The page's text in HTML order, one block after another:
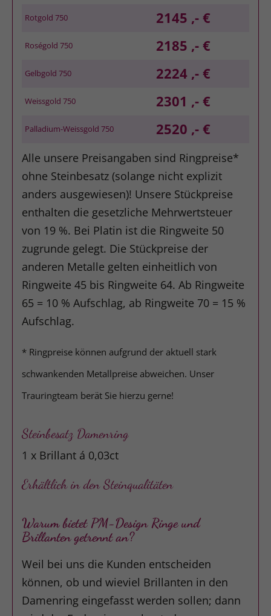
Rotgold 750 2145 ,- €
Roségold 750 2185 ,- €
Gelbgold 750 2224 ,- €
Weissgold 750 2301 ,- €
Palladium-Weissgold 750 2520 ,- €
Alle unsere Preisangaben sind Ringpreise*
ohne Steinbesatz (solange nicht explizit
anders ausgewiesen)! Unsere Stückpreise
enthalten die gesetzliche Mehrwertsteuer
von 19 %. Bei Platin ist die Ringweite 50
zugrunde gelegt. Die Stückpreise der
anderen Metalle gelten einheitlich von
Ringweite 45 bis Ringweite 64. Ab Ringweite
65 = 10 % Aufschlag, ab Ringweite 70 = 15 %
Aufschlag.
* Ringpreise können aufgrund der aktuell stark
schwankenden Metallpreise abweichen. Unser
Trauringteam berät Sie hierzu gerne!
Steinbesatz Damenring
1 x Brillant á 0,03ct
Erhältlich in den Steinqualitäten
Warum bietet PM-Design Ringe und
Brillanten getrennt an?
Weil bei uns die Kunden entscheiden
können, ob und wieviel Brillanten in den
Damenring eingefasst werden sollen; dann